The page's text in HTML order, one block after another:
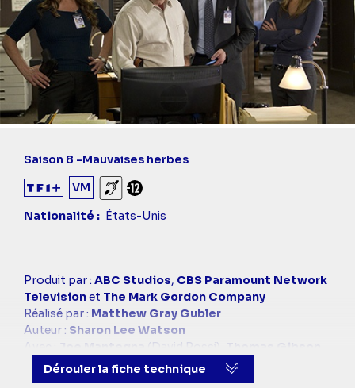
Saison 8 -Mauvaises herbes
VM
Sourds et malentendants
Déconseillé aux -12 ans
Nationalité
États-Unis
Casting
simba
Produit par : ABC Studios, CBS Paramount Network
Televisionet The Mark Gordon Company
Réalisé par : Matthew Gray Gubler
Auteur : Sharon Lee Watson
Avec :
(David Rossi),
(Aaron Hotchner), Shemar Moore
(Derek Morgan),
Kirsten Vangsness
Dérouler la fiche technique